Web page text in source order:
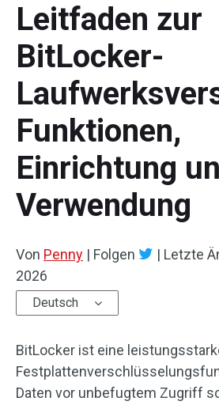
Leitfaden zur
BitLocker-
Funktionen,
Einrichtung
Verwendung
Von Penny | Folgen | Letzte
2026
Deutsch
BitLocker ist eine
Daten vor unbefugtem Zugriff